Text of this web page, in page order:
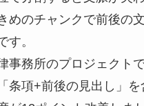
めのチャンクで前後の
す。
事務所のプロジェクト
条項+前後の見出し」を